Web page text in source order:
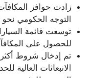
زادت حوافز
التوجه الحكومي نحو
توسعت قائمة
للحصول على
تم إدخال شروط
الانبعاثات العالية